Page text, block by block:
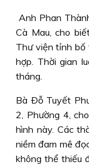
Anh Phan
Cà Mau, cho
Thư viện tỉnh bố
hợp. Thời gian
tháng.
Bà Ðỗ Tuyết
2, Phường 4,
hình này. Các
niềm đam mê
không thể thiếu